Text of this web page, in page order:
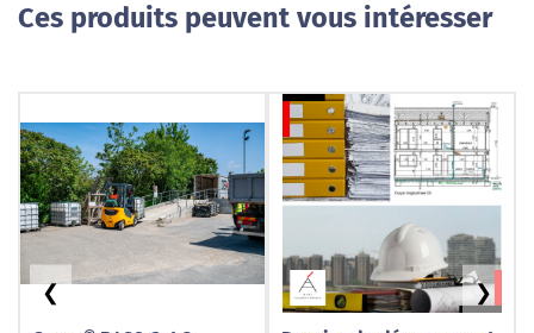
Ces produits peuvent vous intéresser
❮ ❯